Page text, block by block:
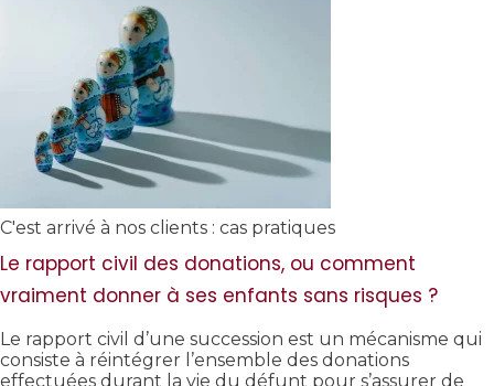
C'est arrivé à nos clients : cas pratiques
Le rapport civil des donations, ou comment
vraiment donner à ses enfants sans risques ?
Le rapport civil d’une succession est un mécanisme qui
consiste à réintégrer l’ensemble des donations
effectuées durant la vie du défunt pour s’assurer de